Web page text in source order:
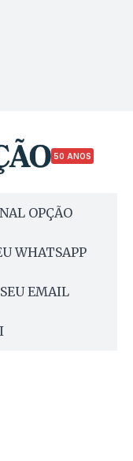
50 ANOS
OPÇÃO
WHATSAPP
EMAIL